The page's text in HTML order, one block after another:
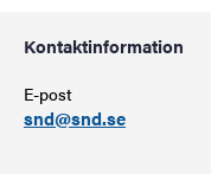
Kontaktinformation
E-post
snd@snd.se